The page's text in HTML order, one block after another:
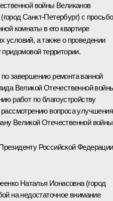
войны Великанов
Санкт-Петербург) с
комнаты в его квартире
а также о проведении
придомовой территории.
завершению ремонта ванной
Великой Отечественной
работ по благоустройству
вопроса улучшения
Великой Отечественной
Российской Федерации
Наталья Ионасовна (город
на недостаточное внимание